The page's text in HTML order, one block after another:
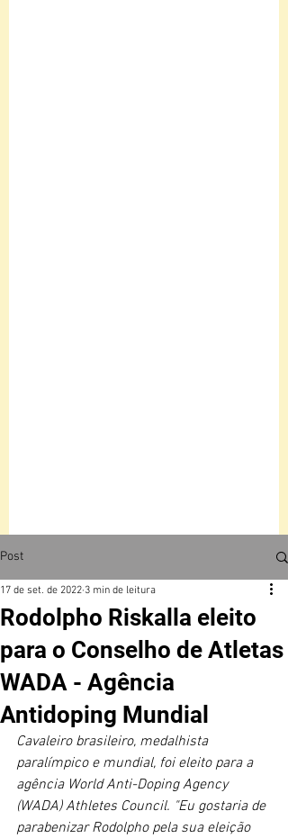
Post
Rodolpho Riskalla eleito
para o Conselho de Atletas
WADA - Agência
Antidoping Mundial
17 de set. de 2022 3 min de leitura
Cavaleiro brasileiro, medalhista
paralímpico e mundial, foi eleito para a
agência World Anti-Doping Agency
(WADA) Athletes Council. "Eu gostaria de
parabenizar Rodolpho pela sua eleição